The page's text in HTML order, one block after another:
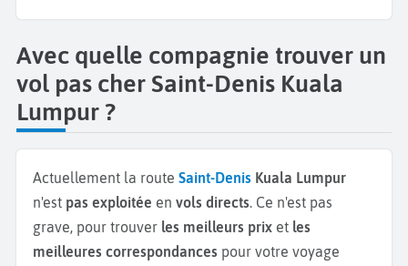
Avec quelle compagnie trouver un
vol pas cher Saint-Denis Kuala
Lumpur ?
Actuellement la route Saint-Denis Kuala Lumpur
n'est pas exploitée en vols directs. Ce n'est pas
grave, pour trouver les meilleurs prix et les
meilleures correspondances pour votre voyage